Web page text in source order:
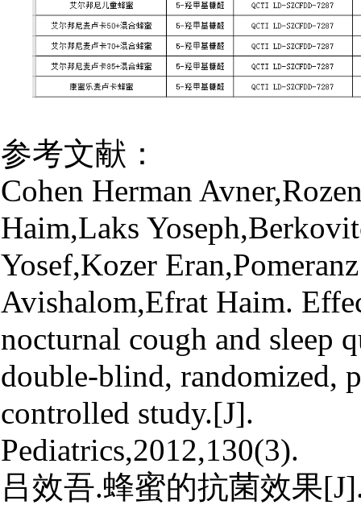
参考文献：
Cohen Herman
Haim,Laks
Yosef,Kozer Eran,Pomeranz
Avishalom,Efrat Haim.
nocturnal cough and sleep
double-blind, randomized,
controlled study.[J].
Pediatrics,2012,130(3).
吕效吾.蜂蜜的抗菌效果